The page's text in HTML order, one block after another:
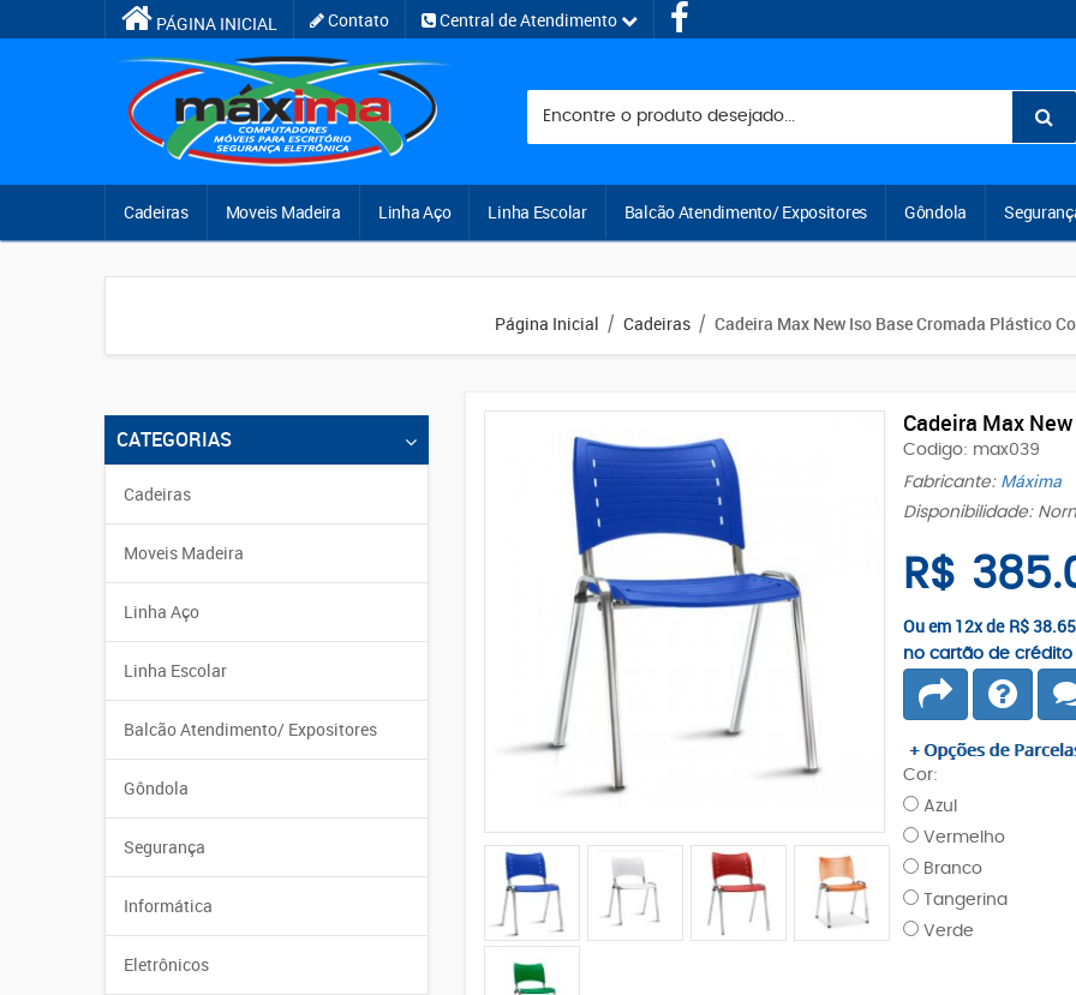
PÁGINA INICIAL Contato Central de Atendimento
Cadeiras Moveis Madeira Linha Aço Linha Escolar Balcão Atendimento/ Expositores Gôndola
Página Inicial / Cadeiras / Cadeira Max New Iso Base Cromada Plástico
Cadeira Max
Codigo: max039
Fabricante: Máxima
Disponibilidade:
R$
Ou em 12x de R$ 38.65
no cartão de crédito
Cor:
Azul
Vermelho
Branco
Tangerina
Verde
CATEGORIAS
Cadeiras
Moveis Madeira
Linha Aço
Linha Escolar
Balcão Atendimento/ Expositores
Gôndola
Segurança
Informática
Eletrônicos